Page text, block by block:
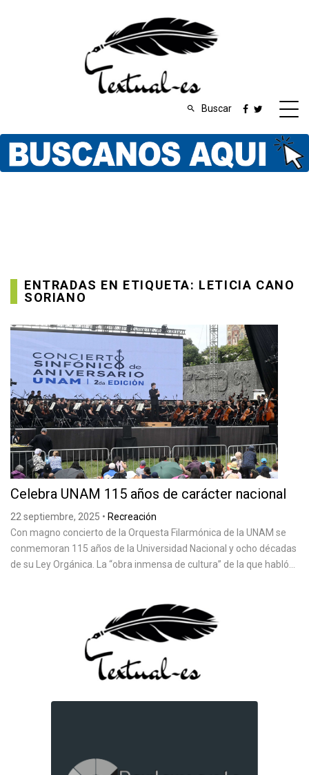
Buscar
ENTRADAS EN ETIQUETA: LETICIA CANO
SORIANO
Celebra UNAM 115 años de carácter nacional
22 septiembre, 2025 • Recreación
Con magno concierto de la Orquesta Filarmónica de la UNAM se
conmemoran 115 años de la Universidad Nacional y ocho décadas
de su Ley Orgánica. La “obra inmensa de cultura” de la que habló...